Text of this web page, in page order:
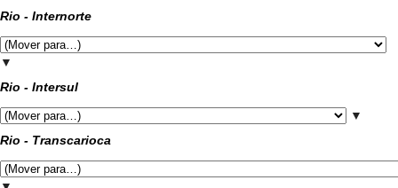
Rio - Internorte
▼
Rio - Intersul
▼
Rio - Transcarioca